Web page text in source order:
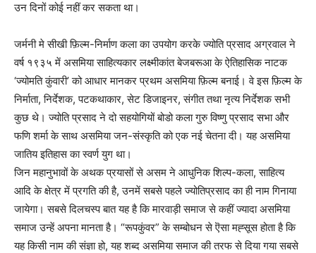
उन दिनों कोई नहीं कर सकता था।
जर्मनी मे सीखी फ़िल्म-निर्माण कला का उपयोग करके ज्योति प्रसाद अग्रवाल ने
वर्ष १९३५ में असमिया साहित्यकार लक्ष्मीकांत बेजबरूआ के ऐतिहासिक नाटक
‘ज्योमति कुंवारी’ को आधार मानकर प्रथम असमिया फ़िल्म बनाई। वे इस फ़िल्म के
निर्माता, निर्देशक, पटकथाकार, सेट डिजाइनर, संगीत तथा नृत्य निर्देशक सभी
कुछ थे। ज्योति प्रसाद ने दो सहयोगियों बोडो कला गुरु विष्णु प्रसाद सभा और
फणि शर्मा के साथ असमिया जन-संस्कृति को एक नई चेतना दी। यह असमिया
जातिय इतिहास का स्वर्ण युग था।
जिन महानुभावों के अथक प्रयासों से असम ने आधुनिक शिल्प-कला, साहित्य
आदि के क्षेत्र में प्रगति की है, उनमें सबसे पहले ज्योतिप्रसाद का ही नाम गिनाया
जायेगा। सबसे दिलचस्प बात यह है कि मारवाड़ी समाज से कहीं ज्यादा असमिया
समाज उन्हें अपना मानता है। “रूपकुंवर” के सम्बोधन से ऎसा मह्सूस होता है कि
यह किसी नाम की संज्ञा हो, यह शब्द असमिया समाज की तरफ से दिया गया सबसे